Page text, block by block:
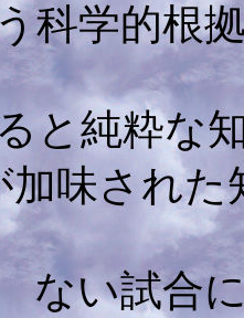
科学的根
と純粋な
加味され
ない試合